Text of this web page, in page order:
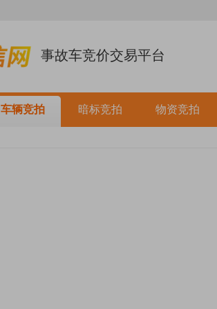
事故车竞价交易平台
车辆竞拍 暗标竞拍 物资竞拍